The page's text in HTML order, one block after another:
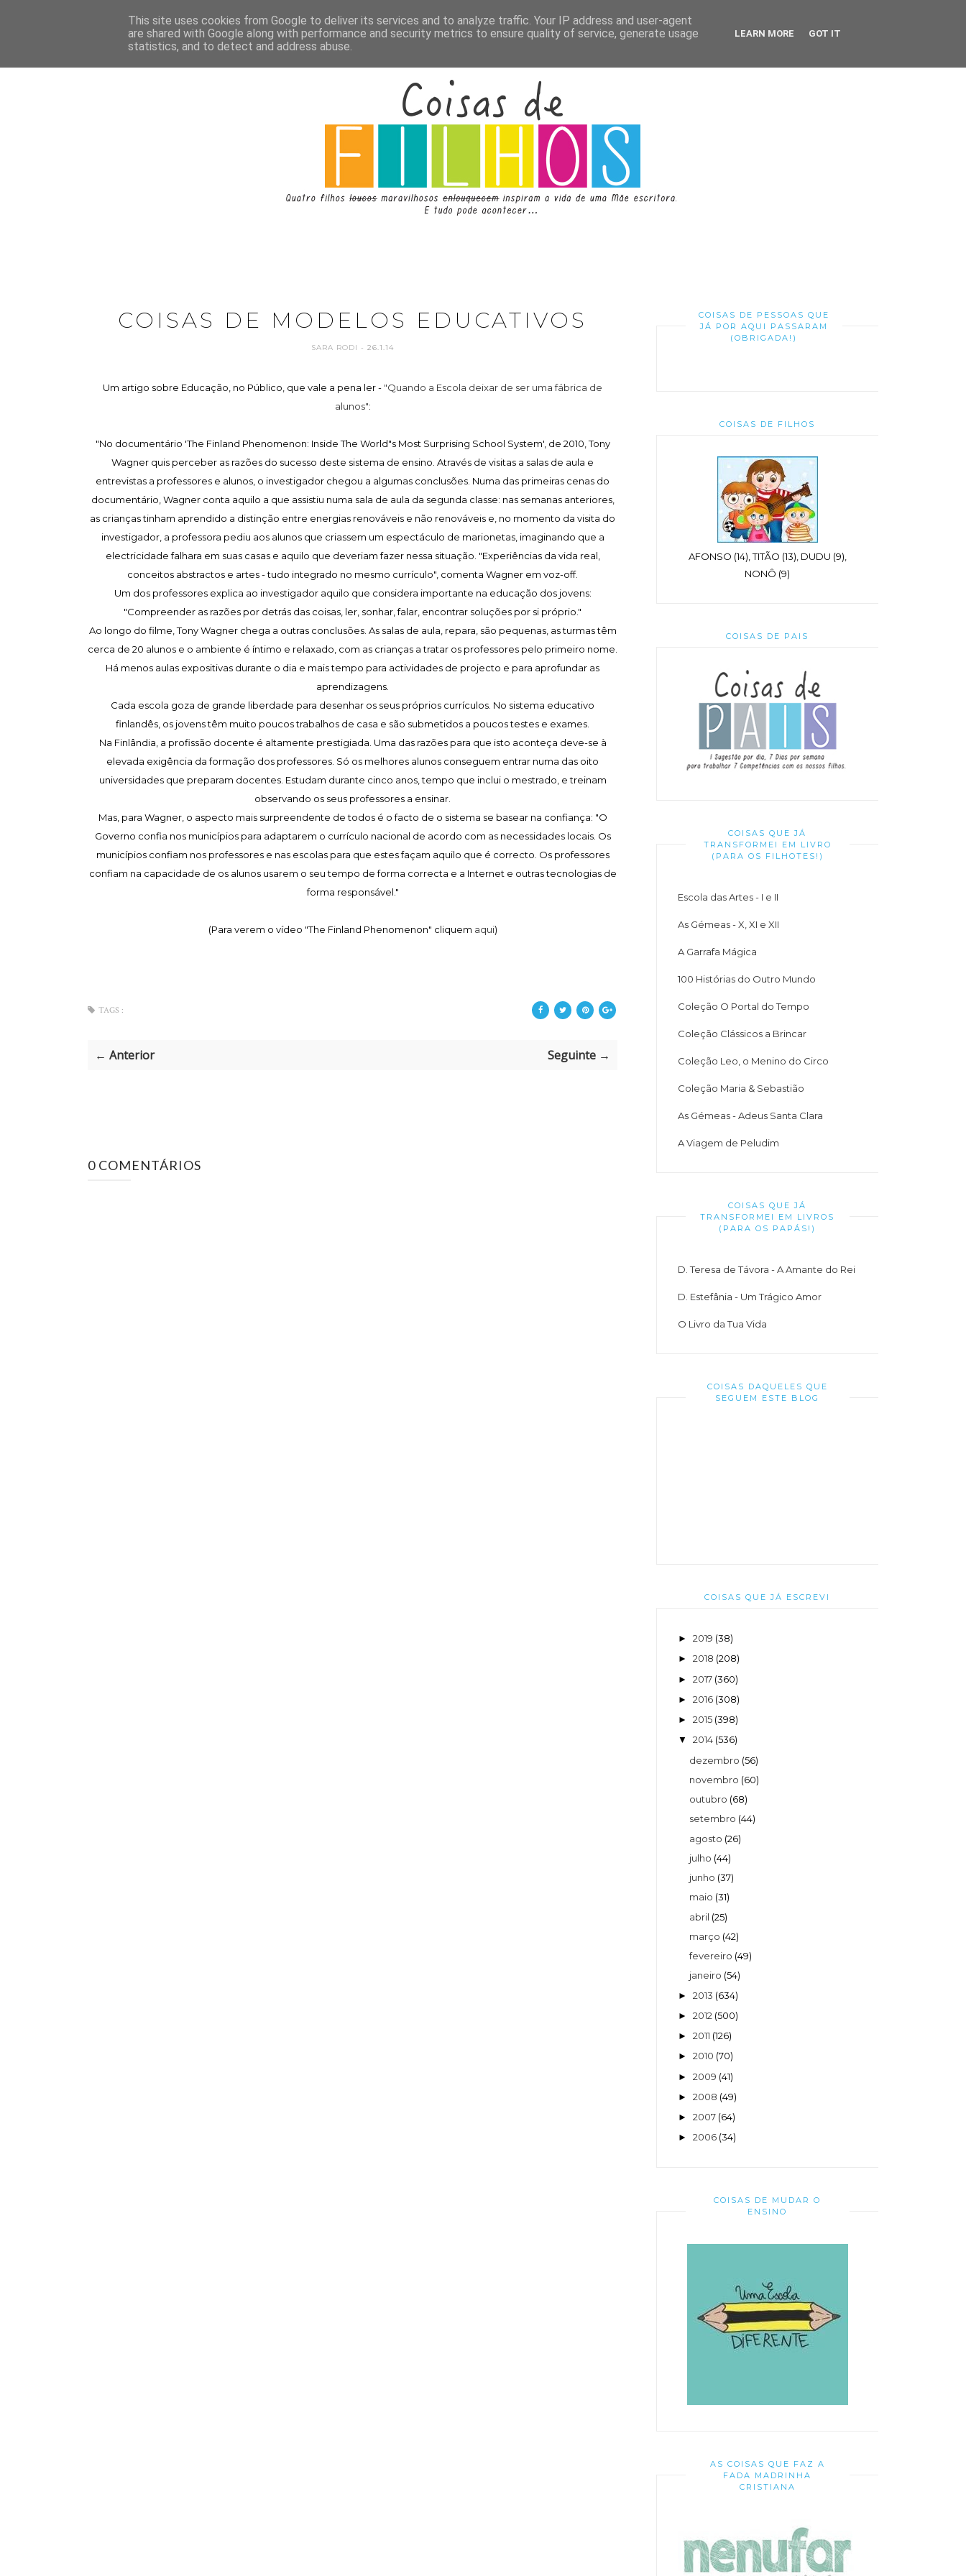
COISAS DE MODELOS EDUCATIVOS
SARA RODI - 26.1.14
Um artigo sobre Educação, no Público, que vale a pena ler - "Quando a Escola deixar de ser uma fábrica de
alunos":
"No documentário 'The Finland Phenomenon: Inside The World"s Most Surprising School System', de 2010, Tony
Wagner quis perceber as razões do sucesso deste sistema de ensino. Através de visitas a salas de aula e
entrevistas a professores e alunos, o investigador chegou a algumas conclusões. Numa das primeiras cenas do
documentário, Wagner conta aquilo a que assistiu numa sala de aula da segunda classe: nas semanas anteriores,
as crianças tinham aprendido a distinção entre energias renováveis e não renováveis e, no momento da visita do
investigador, a professora pediu aos alunos que criassem um espectáculo de marionetas, imaginando que a
electricidade falhara em suas casas e aquilo que deveriam fazer nessa situação. "Experiências da vida real,
conceitos abstractos e artes - tudo integrado no mesmo currículo", comenta Wagner em voz-off.
Um dos professores explica ao investigador aquilo que considera importante na educação dos jovens:
"Compreender as razões por detrás das coisas, ler, sonhar, falar, encontrar soluções por si próprio."
Ao longo do filme, Tony Wagner chega a outras conclusões. As salas de aula, repara, são pequenas, as turmas têm
cerca de 20 alunos e o ambiente é íntimo e relaxado, com as crianças a tratar os professores pelo primeiro nome.
Há menos aulas expositivas durante o dia e mais tempo para actividades de projecto e para aprofundar as
aprendizagens.
Cada escola goza de grande liberdade para desenhar os seus próprios currículos. No sistema educativo
finlandês, os jovens têm muito poucos trabalhos de casa e são submetidos a poucos testes e exames.
Na Finlândia, a profissão docente é altamente prestigiada. Uma das razões para que isto aconteça deve-se à
elevada exigência da formação dos professores. Só os melhores alunos conseguem entrar numa das oito
universidades que preparam docentes. Estudam durante cinco anos, tempo que inclui o mestrado, e treinam
observando os seus professores a ensinar.
Mas, para Wagner, o aspecto mais surpreendente de todos é o facto de o sistema se basear na confiança: "O
Governo confia nos municípios para adaptarem o currículo nacional de acordo com as necessidades locais. Os
municípios confiam nos professores e nas escolas para que estes façam aquilo que é correcto. Os professores
confiam na capacidade de os alunos usarem o seu tempo de forma correcta e a Internet e outras tecnologias de
forma responsável."
(Para verem o vídeo "The Finland Phenomenon" cliquem aqui)
TAGS :
← Anterior Seguinte →
0 COMENTÁRIOS
COISAS DE PESSOAS QUE
JÁ POR AQUI PASSARAM
(OBRIGADA!)
COISAS DE FILHOS
AFONSO (14), TITÃO (13), DUDU (9),
NONÔ (9)
COISAS DE PAIS
COISAS QUE JÁ
TRANSFORMEI EM LIVRO
(PARA OS FILHOTES!)
Escola das Artes - I e II
As Gémeas - X, XI e XII
A Garrafa Mágica
100 Histórias do Outro Mundo
Coleção O Portal do Tempo
Coleção Clássicos a Brincar
Coleção Leo, o Menino do Circo
Coleção Maria & Sebastião
As Gémeas - Adeus Santa Clara
A Viagem de Peludim
COISAS QUE JÁ
TRANSFORMEI EM LIVROS
(PARA OS PAPÁS!)
D. Teresa de Távora - A Amante do Rei
D. Estefânia - Um Trágico Amor
O Livro da Tua Vida
COISAS DAQUELES QUE
SEGUEM ESTE BLOG
COISAS QUE JÁ ESCREVI
► 2019 (38)
► 2018 (208)
► 2017 (360)
► 2016 (308)
► 2015 (398)
▼ 2014 (536)
dezembro (56)
novembro (60)
outubro (68)
setembro (44)
agosto (26)
julho (44)
junho (37)
maio (31)
abril (25)
março (42)
fevereiro (49)
janeiro (54)
► 2013 (634)
► 2012 (500)
► 2011 (126)
► 2010 (70)
► 2009 (41)
► 2008 (49)
► 2007 (64)
► 2006 (34)
COISAS DE MUDAR O
ENSINO
AS COISAS QUE FAZ A
FADA MADRINHA
CRISTIANA
This site uses cookies from Google to deliver its services and to analyze traffic. Your IP address and user-agent
are shared with Google along with performance and security metrics to ensure quality of service, generate usage
statistics, and to detect and address abuse.
LEARN MORE GOT IT